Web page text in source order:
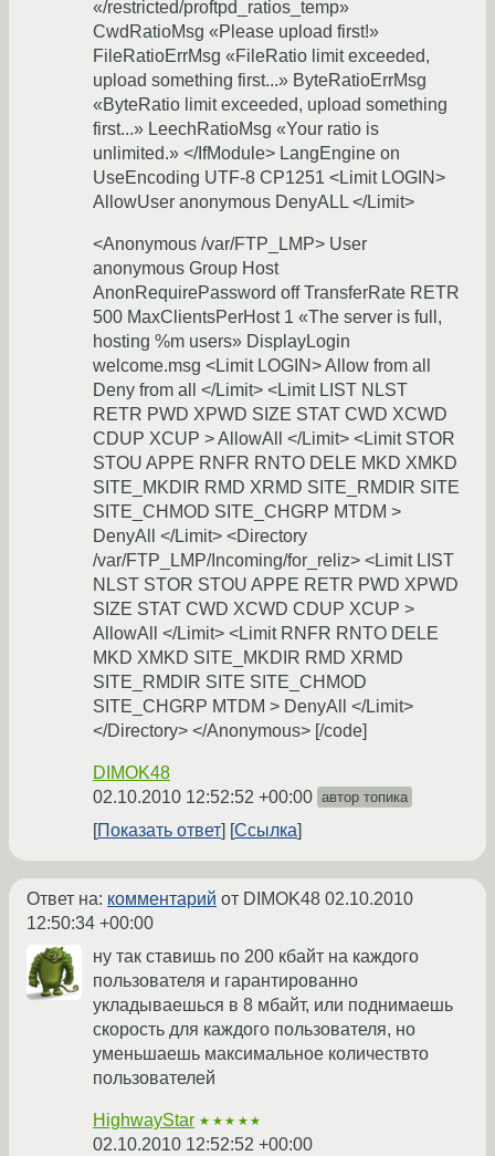
«/restricted/proftpd_ratios_temp»
CwdRatioMsg «Please upload first!»
FileRatioErrMsg «FileRatio limit exceeded,
upload something first...» ByteRatioErrMsg
«ByteRatio limit exceeded, upload something
first...» LeechRatioMsg «Your ratio is
unlimited.» </IfModule> LangEngine on
UseEncoding UTF-8 CP1251 <Limit LOGIN>
AllowUser anonymous DenyALL </Limit>
<Anonymous /var/FTP_LMP> User
anonymous Group Host
AnonRequirePassword off TransferRate RETR
500 MaxClientsPerHost 1 «The server is full,
hosting %m users» DisplayLogin
welcome.msg <Limit LOGIN> Allow from all
Deny from all </Limit> <Limit LIST NLST
RETR PWD XPWD SIZE STAT CWD XCWD
CDUP XCUP > AllowAll </Limit> <Limit STOR
STOU APPE RNFR RNTO DELE MKD XMKD
SITE_MKDIR RMD XRMD SITE_RMDIR SITE
SITE_CHMOD SITE_CHGRP MTDM >
DenyAll </Limit> <Directory
/var/FTP_LMP/Incoming/for_reliz> <Limit LIST
NLST STOR STOU APPE RETR PWD XPWD
SIZE STAT CWD XCWD CDUP XCUP >
AllowAll </Limit> <Limit RNFR RNTO DELE
MKD XMKD SITE_MKDIR RMD XRMD
SITE_RMDIR SITE SITE_CHMOD
SITE_CHGRP MTDM > DenyAll </Limit>
</Directory> </Anonymous> [/code]
DIMOK48
02.10.2010 12:52:52 +00:00 автор топика
Показать ответ Ссылка
Ответ на: комментарий от DIMOK48 02.10.2010
12:50:34 +00:00
ну так ставишь по 200 кбайт на каждого
пользователя и гарантированно
укладываешься в 8 мбайт, или поднимаешь
скорость для каждого пользователя, но
уменьшаешь максимальное количествто
пользователей
HighwayStar ★★★★★
02.10.2010 12:52:52 +00:00